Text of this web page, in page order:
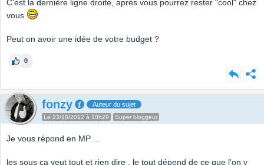
C'est la dernière ligne droite, après vous pourrez rester "cool" chez
vous
Peut on avoir une idée de votre budget ?
0
fonzy Auteur du sujet
Le 23/10/2012 à 10h29 Super bloggeur
Je vous répond en MP ...
les sous ça veut tout et rien dire , le tout dépend de ce que l'on y